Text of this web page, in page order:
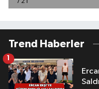
Trend Haberler
Ercan
1